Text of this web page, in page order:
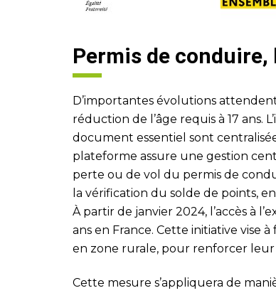
Permis de conduire,
D’importantes évolutions
réduction de l’âge requis à 17 ans.
document essentiel sont
plateforme assure une gestion
perte ou de vol du permis de
la vérification du solde de points,
À partir de janvier 2024, l’accès à
ans en France. Cette initiative vise
en zone rurale, pour renforcer leur
Cette mesure s’appliquera de